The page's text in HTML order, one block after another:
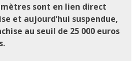
sont en lien direct
et aujourd’hui suspendue,
au seuil de 25 000 euros